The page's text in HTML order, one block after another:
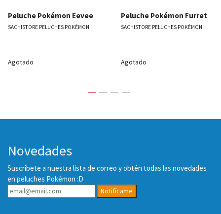
Peluche Pokémon Eevee
SACHISTORE PELUCHES POKÉMON
Agotado
Peluche Pokémon Furret
SACHISTORE PELUCHES POKÉMON
Agotado
Novedades
Suscríbete a nuestra lista de correo y obtén todas las novedades
en peluches Pokémon :D
Notifícame